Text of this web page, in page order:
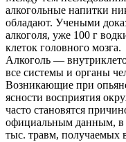
алкогольные напитки
обладают. Учеными
алкоголя, уже 100 г
клеток головного мозга.
Алкоголь —
все системы и органы
Возникающие при
ясности восприятия
часто становятся
официальным данным, в
тыс. травм, получаемых